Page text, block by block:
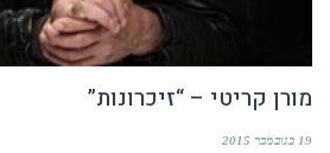
מורן קריטי – “זיכרונות”
19 בנובמבר 2015